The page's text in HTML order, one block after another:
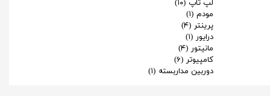
لپ تاپ (۱۰)
مودم (۱)
پرینتر (۴)
درایور (۱)
مانیتور (۴)
کامپیوتر (۶)
دوربین مداربسته (۱)